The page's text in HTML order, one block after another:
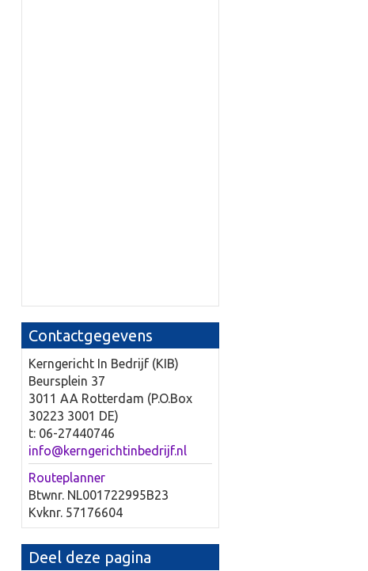
Contactgegevens
Kerngericht In Bedrijf (KIB)
Beursplein 37
3011 AA Rotterdam (P.O.Box
30223 3001 DE)
t: 06-27440746
info@kerngerichtinbedrijf.nl
Routeplanner
Btwnr. NL001722995B23
Kvknr. 57176604
Deel deze pagina